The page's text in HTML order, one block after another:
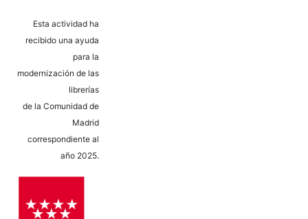
Esta actividad ha
recibido una ayuda
para la
modernización de las
librerías
de la Comunidad de
Madrid
correspondiente al
año 2025.